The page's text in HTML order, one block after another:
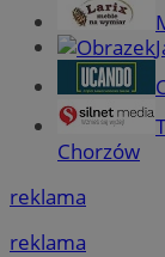
Chorzów
reklama
reklama